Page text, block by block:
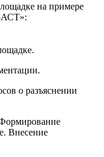
на примере
АСТ»:
о разъяснении
Внесение